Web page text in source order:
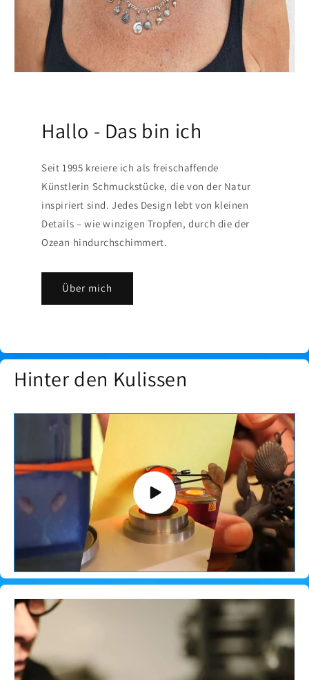
Hallo - Das bin ich
Seit 1995 kreiere ich als freischaffende
Künstlerin Schmuckstücke, die von der Natur
inspiriert sind. Jedes Design lebt von kleinen
Details – wie winzigen Tropfen, durch die der
Ozean hindurchschimmert.
Über mich
Hinter den Kulissen